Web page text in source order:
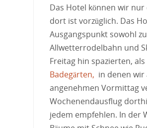
Das Hotel können wir nur
dort ist vorzüglich. Das
Ausgangspunkt sowohl
Allwetterrodelbahn und
Freitag hin spazierten,
Badegärten, in denen wir
angenehmen Vormittag
Wochenendausflug
jedem empfehlen. In der